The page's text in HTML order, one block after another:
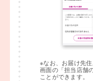
※なお、お届け先
画面の「担当店舗
ことができます。